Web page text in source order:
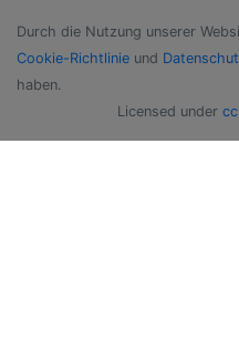
Durch die Nutzung unserer
Cookie-Richtlinie und
haben.
Licensed under